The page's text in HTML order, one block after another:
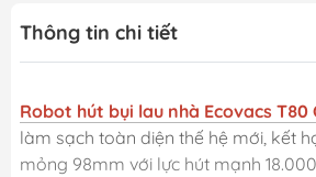
Thông tin chi tiết
Robot hút bụi lau nhà Ecovacs T80
làm sạch toàn diện thế hệ mới, kết
mỏng 98mm với lực hút mạnh